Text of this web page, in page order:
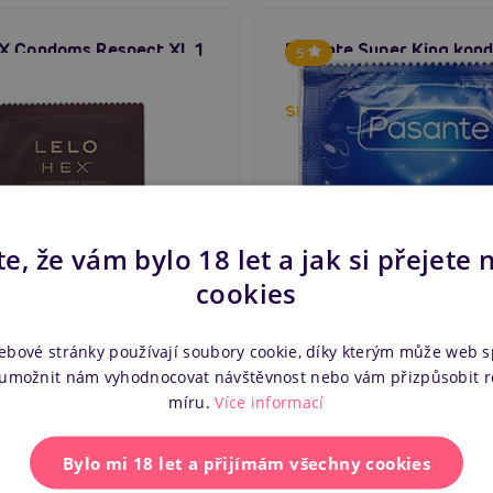
Condoms Respect XL 1
Do košíku
5
Pasante Super King
Skladem do týdne
11 Kč
že vám bylo 18 let a jak si přejete
cookies
stránky používají soubory cookie, díky kterým může web
nám vyhodnocovat návštěvnost nebo vám přizpůsobit
míru. Více informací
Bylo mi 18 let a přijímám všechny cookies